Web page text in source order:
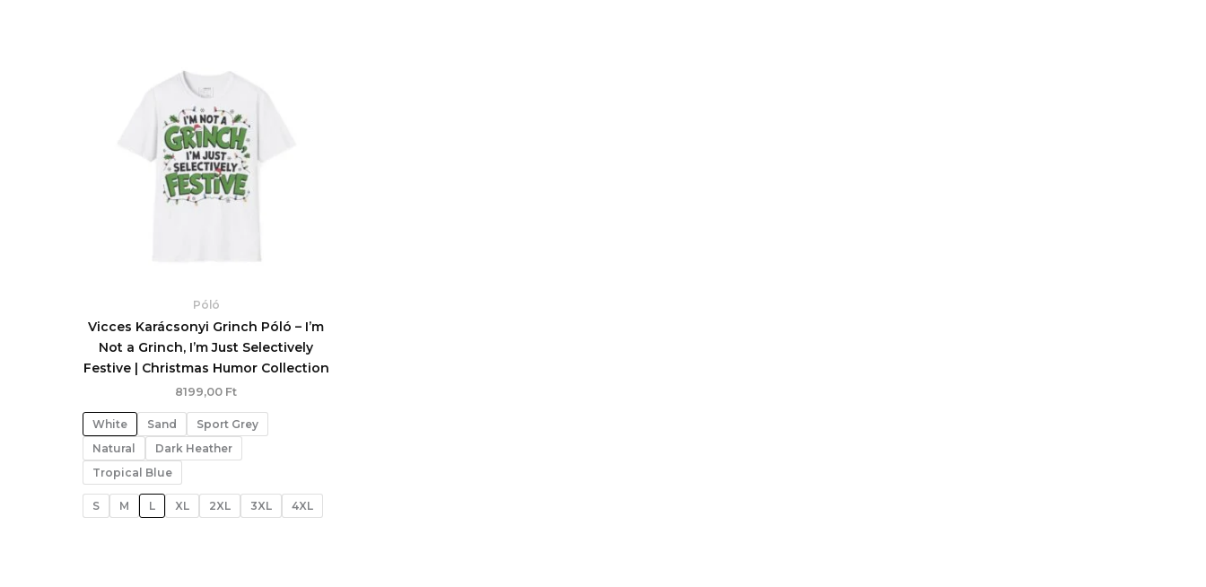
Póló
Vicces Karácsonyi Grinch Póló – I’m
Not a Grinch, I’m Just Selectively
Festive | Christmas Humor Collection
8199,00 Ft
White Sand
Sport Grey
Natural
Dark Heather
Tropical Blue
S M L XL 2XL 3XL 4XL